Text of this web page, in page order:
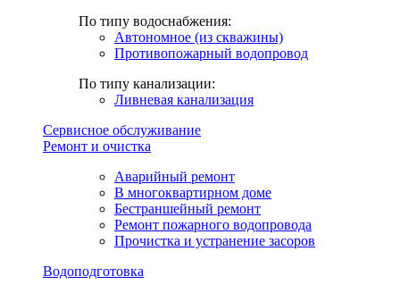
По типу водоснабжения:
Автономное (из скважины)
Противопожарный водопровод
По типу канализации:
Ливневая канализация
Сервисное обслуживание
Ремонт и очистка
Аварийный ремонт
В многоквартирном доме
Бестраншейный ремонт
Ремонт пожарного водопровода
Прочистка и устранение засоров
Водоподготовка